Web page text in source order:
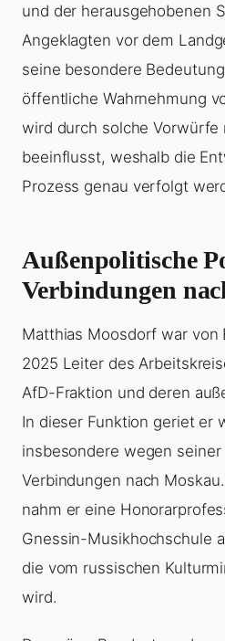
und der herausgehobenen
Angeklagten vor dem
seine besondere
öffentliche Wahrnehmung
wird durch solche Vorwürfe
beeinflusst, weshalb die
Prozess genau verfolgt
Außenpolitische
Verbindungen
Matthias Moosdorf war von
2025 Leiter des
AfD-Fraktion und deren
In dieser Funktion geriet er
insbesondere wegen
Verbindungen nach
nahm er eine
Gnessin-Musikhochschule
die vom russischen
wird.